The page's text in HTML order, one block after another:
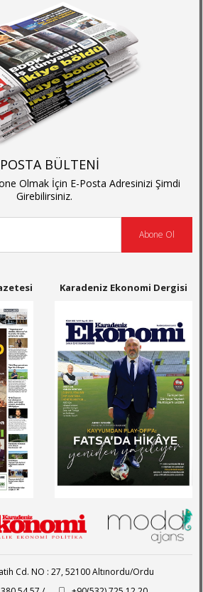
BÜLTENİ
Olmak İçin E-Posta Adresinizi Şimdi
Girebilirsiniz.
Abone Ol
Karadeniz Ekonomi Dergisi
Cd. NO : 27, 52100 Altınordu/Ordu